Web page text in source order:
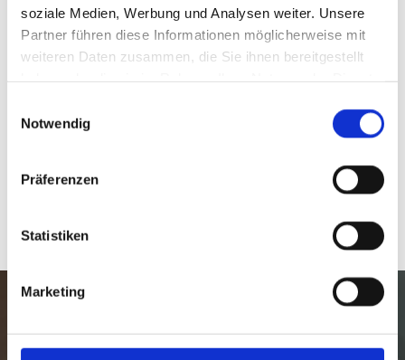
soziale Medien, Werbung und Analysen weiter. Unsere
Partner führen diese Informationen möglicherweise mit
weiteren Daten zusammen, die Sie ihnen bereitgestellt
Notwendig
Präferenzen
Statistiken
Marketing
eine für ihn optimale Lösung zu finden.
Zögern Sie nicht, sich mit uns in Verbindung zu setzen!
Wir werden uns ausreichend Zeit für Sie nehmen (mit
Vereinbarung auch nach den offiziellen
Was wir anbieten: